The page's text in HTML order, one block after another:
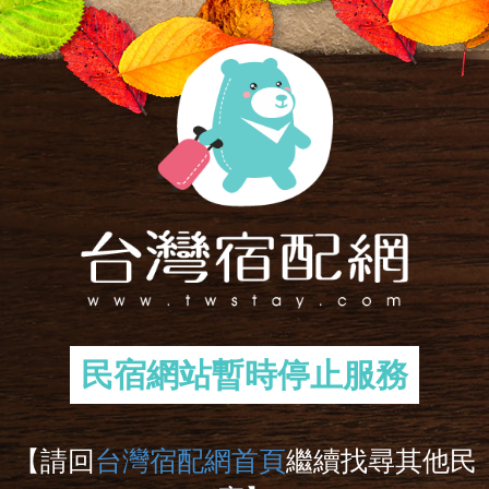
民宿網站暫時停止服務
【請回台灣宿配網首頁繼續找尋其他民